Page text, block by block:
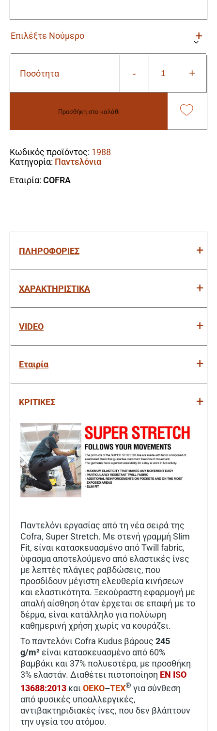
Ποσότητα -
Παντελόνι
ποσότητα
+
Προσθήκη στο καλάθι
Κωδικός προϊόντος: 1988
Κατηγορία: Παντελόνια
Εταιρία: COFRA
ΠΛΗΡΟΦΟΡΙΕΣ
ΧΑΡΑΚΤΗΡΙΣΤΙΚΑ
VIDEO
Εταιρία
ΚΡΙΤΙΚΕΣ
Παντελόνι εργασίας από τη νέα σειρά της
Cofra, Super Stretch. Με στενή γραμμή Slim
Fit, είναι κατασκευασμένο από Twill fabric,
ύφασμα αποτελούμενο από ελαστικές ίνες
με λεπτές πλάγιες ραβδώσεις, που
προσδίδουν μέγιστη ελευθερία κινήσεων
και ελαστικότητα. Ξεκούραστη εφαρμογή με
απαλή αίσθηση όταν έρχεται σε επαφή με το
δέρμα, είναι κατάλληλο για πολύωρη
καθημερινή χρήση χωρίς να κουράζει.
Το παντελόνι Cofra Kudus βάρους 245
g/m² είναι κατασκευασμένο από 60%
βαμβάκι και 37% πολυεστέρα, με προσθήκη
3% ελαστάν. Διαθέτει πιστοποίηση EN ISO
13688:2013 και OEKO–TEX® για σύνθεση
από φυσικές υποαλλεργικές,
αντιβακτηριδιακές ίνες, που δεν βλάπτουν
την υγεία του ατόμου.